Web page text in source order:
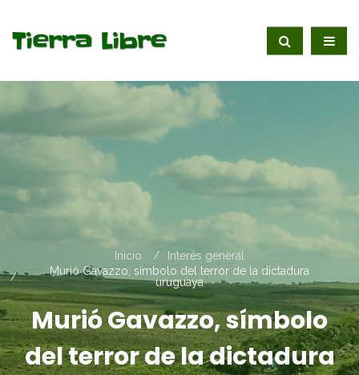
Inicio
Interés general
Murió Gavazzo, símbolo del terror de la dictadura
uruguaya
Murió Gavazzo, símbolo
del terror de la dictadura